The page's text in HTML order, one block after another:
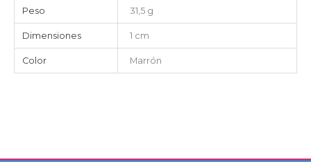
Peso 31,5 g
Dimensiones 1 cm
Color Marrón